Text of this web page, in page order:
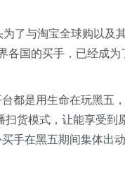
了与淘宝全球购以及
各国的买手，已经成为
都是用生命在玩黑五，
扫货模式，让能享受到
手在黑五期间集体出动